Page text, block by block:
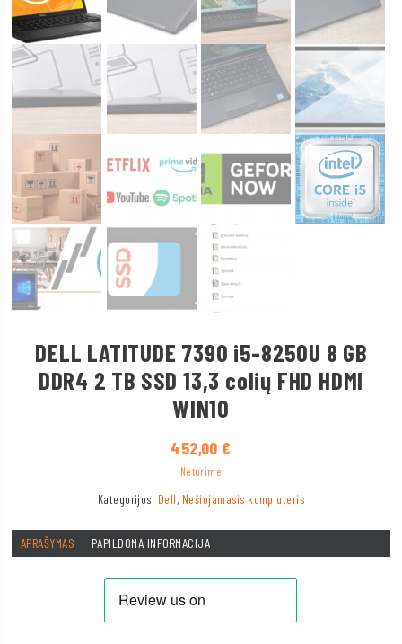
DELL LATITUDE 7390 i5-8250U 8 GB
DDR4 2 TB SSD 13,3 colių FHD HDMI
WIN10
452,00€
Neturime
Kategorijos: Dell, Nešiojamasis kompiuteris
APRAŠYMAS PAPILDOMA INFORMACIJA